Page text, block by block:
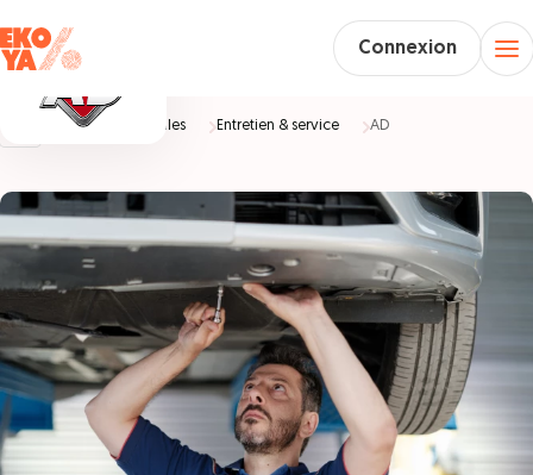
Connexion
Accueil Véhicules Entretien & service AD